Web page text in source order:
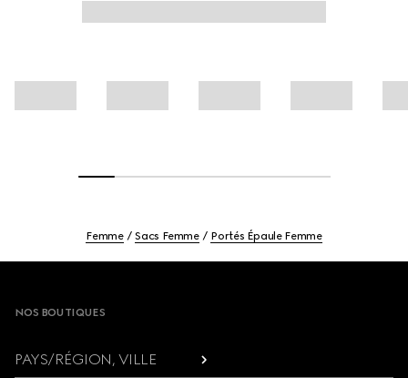
Femme Sacs Femme Portés Épaule Femme
NOS BOUTIQUES
PAYS/RÉGION, VILLE